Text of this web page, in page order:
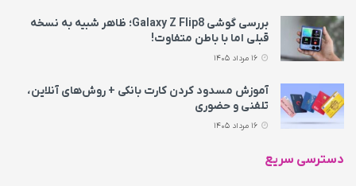
بررسی گوشی Galaxy Z Flip8؛ ظاهر شبیه به نسخه
قبلی اما با باطن متفاوت!
آموزش مسدود کردن کارت بانکی + روش‌های آنلاین،
تلفنی و حضوری
دسترسی سریع